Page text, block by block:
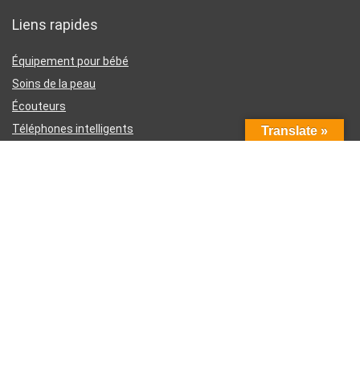
Liens rapides
Équipement pour bébé
Soins de la peau
Écouteurs
Téléphones intelligents
Translate »